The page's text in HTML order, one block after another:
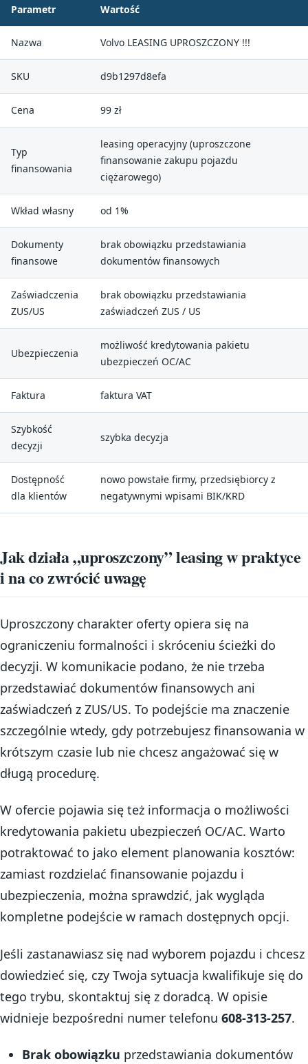
Parametr Wartość
Nazwa Volvo LEASING UPROSZCZONY !!!
SKU d9b1297d8efa
Cena 99 zł
Typ
finansowania
leasing operacyjny (uproszczone
finansowanie zakupu pojazdu
ciężarowego)
Wkład własny od 1%
Dokumenty
finansowe
brak obowiązku przedstawiania
dokumentów finansowych
Zaświadczenia
ZUS/US
brak obowiązku przedstawiania
zaświadczeń ZUS / US
Ubezpieczenia
możliwość kredytowania pakietu
ubezpieczeń OC/AC
Faktura faktura VAT
Szybkość
decyzji
szybka decyzja
Dostępność
dla klientów
nowo powstałe firmy, przedsiębiorcy z
negatywnymi wpisami BIK/KRD
Jak działa „upro­szczony” leasing w praktyce
i na co zwrócić uwagę
Uproszczony charakter oferty opiera się na
ograniczeniu formalności i skróceniu ścieżki do
decyzji. W komunikacie podano, że nie trzeba
przedstawiać dokumentów finansowych ani
zaświadczeń z ZUS/US. To podejście ma znaczenie
szczególnie wtedy, gdy potrzebujesz finansowania w
krótszym czasie lub nie chcesz angażować się w
długą procedurę.
W ofercie pojawia się też informacja o możliwości
kredytowania pakietu ubezpieczeń OC/AC. Warto
potraktować to jako element planowania kosztów:
zamiast rozdzielać finansowanie pojazdu i
ubezpieczenia, można sprawdzić, jak wygląda
kompletne podejście w ramach dostępnych opcji.
Jeśli zastanawiasz się nad wyborem pojazdu i chcesz
dowiedzieć się, czy Twoja sytuacja kwalifikuje się do
tego trybu, skontaktuj się z doradcą. W opisie
widnieje bezpośredni numer telefonu 608-313-257.
Brak obowiązku przedstawiania dokumentów